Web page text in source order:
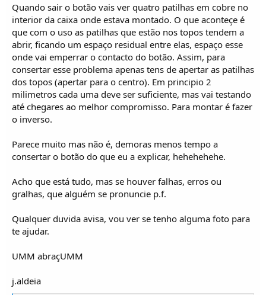
Quando sair o botão vais ver quatro patilhas em cobre no
interior da caixa onde estava montado. O que aconteçe é
que com o uso as patilhas que estão nos topos tendem a
abrir, ficando um espaço residual entre elas, espaço esse
onde vai emperrar o contacto do botão. Assim, para
consertar esse problema apenas tens de apertar as patilhas
dos topos (apertar para o centro). Em principio 2
milimetros cada uma deve ser suficiente, mas vai testando
até chegares ao melhor compromisso. Para montar é fazer
o inverso.
Parece muito mas não é, demoras menos tempo a
consertar o botão do que eu a explicar, hehehehehe.
Acho que está tudo, mas se houver falhas, erros ou
gralhas, que alguém se pronuncie p.f.
Qualquer duvida avisa, vou ver se tenho alguma foto para
te ajudar.
UMM abraçUMM
j.aldeia